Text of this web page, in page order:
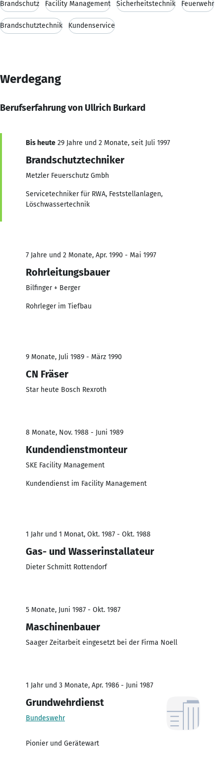
Brandschutz Facility Management Sicherheitstechnik Feuerwehr
Brandschutztechnik Kundenservice
Werdegang
Berufserfahrung von Ullrich Burkard
Bis heute 29 Jahre und 2 Monate, seit Juli 1997
Brandschutztechniker
Metzler Feuerschutz Gmbh
Servicetechniker für RWA, Feststellanlagen,
Löschwassertechnik
7 Jahre und 2 Monate, Apr. 1990 - Mai 1997
Rohrleitungsbauer
Bilfinger + Berger
Rohrleger im Tiefbau
9 Monate, Juli 1989 - März 1990
CN Fräser
Star heute Bosch Rexroth
8 Monate, Nov. 1988 - Juni 1989
Kundendienstmonteur
SKE Facility Management
Kundendienst im Facility Management
1 Jahr und 1 Monat, Okt. 1987 - Okt. 1988
Gas- und Wasserinstallateur
Dieter Schmitt Rottendorf
5 Monate, Juni 1987 - Okt. 1987
Maschinenbauer
Saager Zeitarbeit eingesetzt bei der Firma Noell
1 Jahr und 3 Monate, Apr. 1986 - Juni 1987
Grundwehrdienst
Bundeswehr
Pionier und Gerätewart